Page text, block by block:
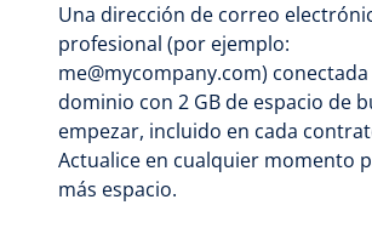
Una dirección de correo
profesional (por ejemplo:
me@mycompany.com) conectada
dominio con 2 GB de espacio de
empezar, incluido en cada
Actualice en cualquier momento
más espacio.